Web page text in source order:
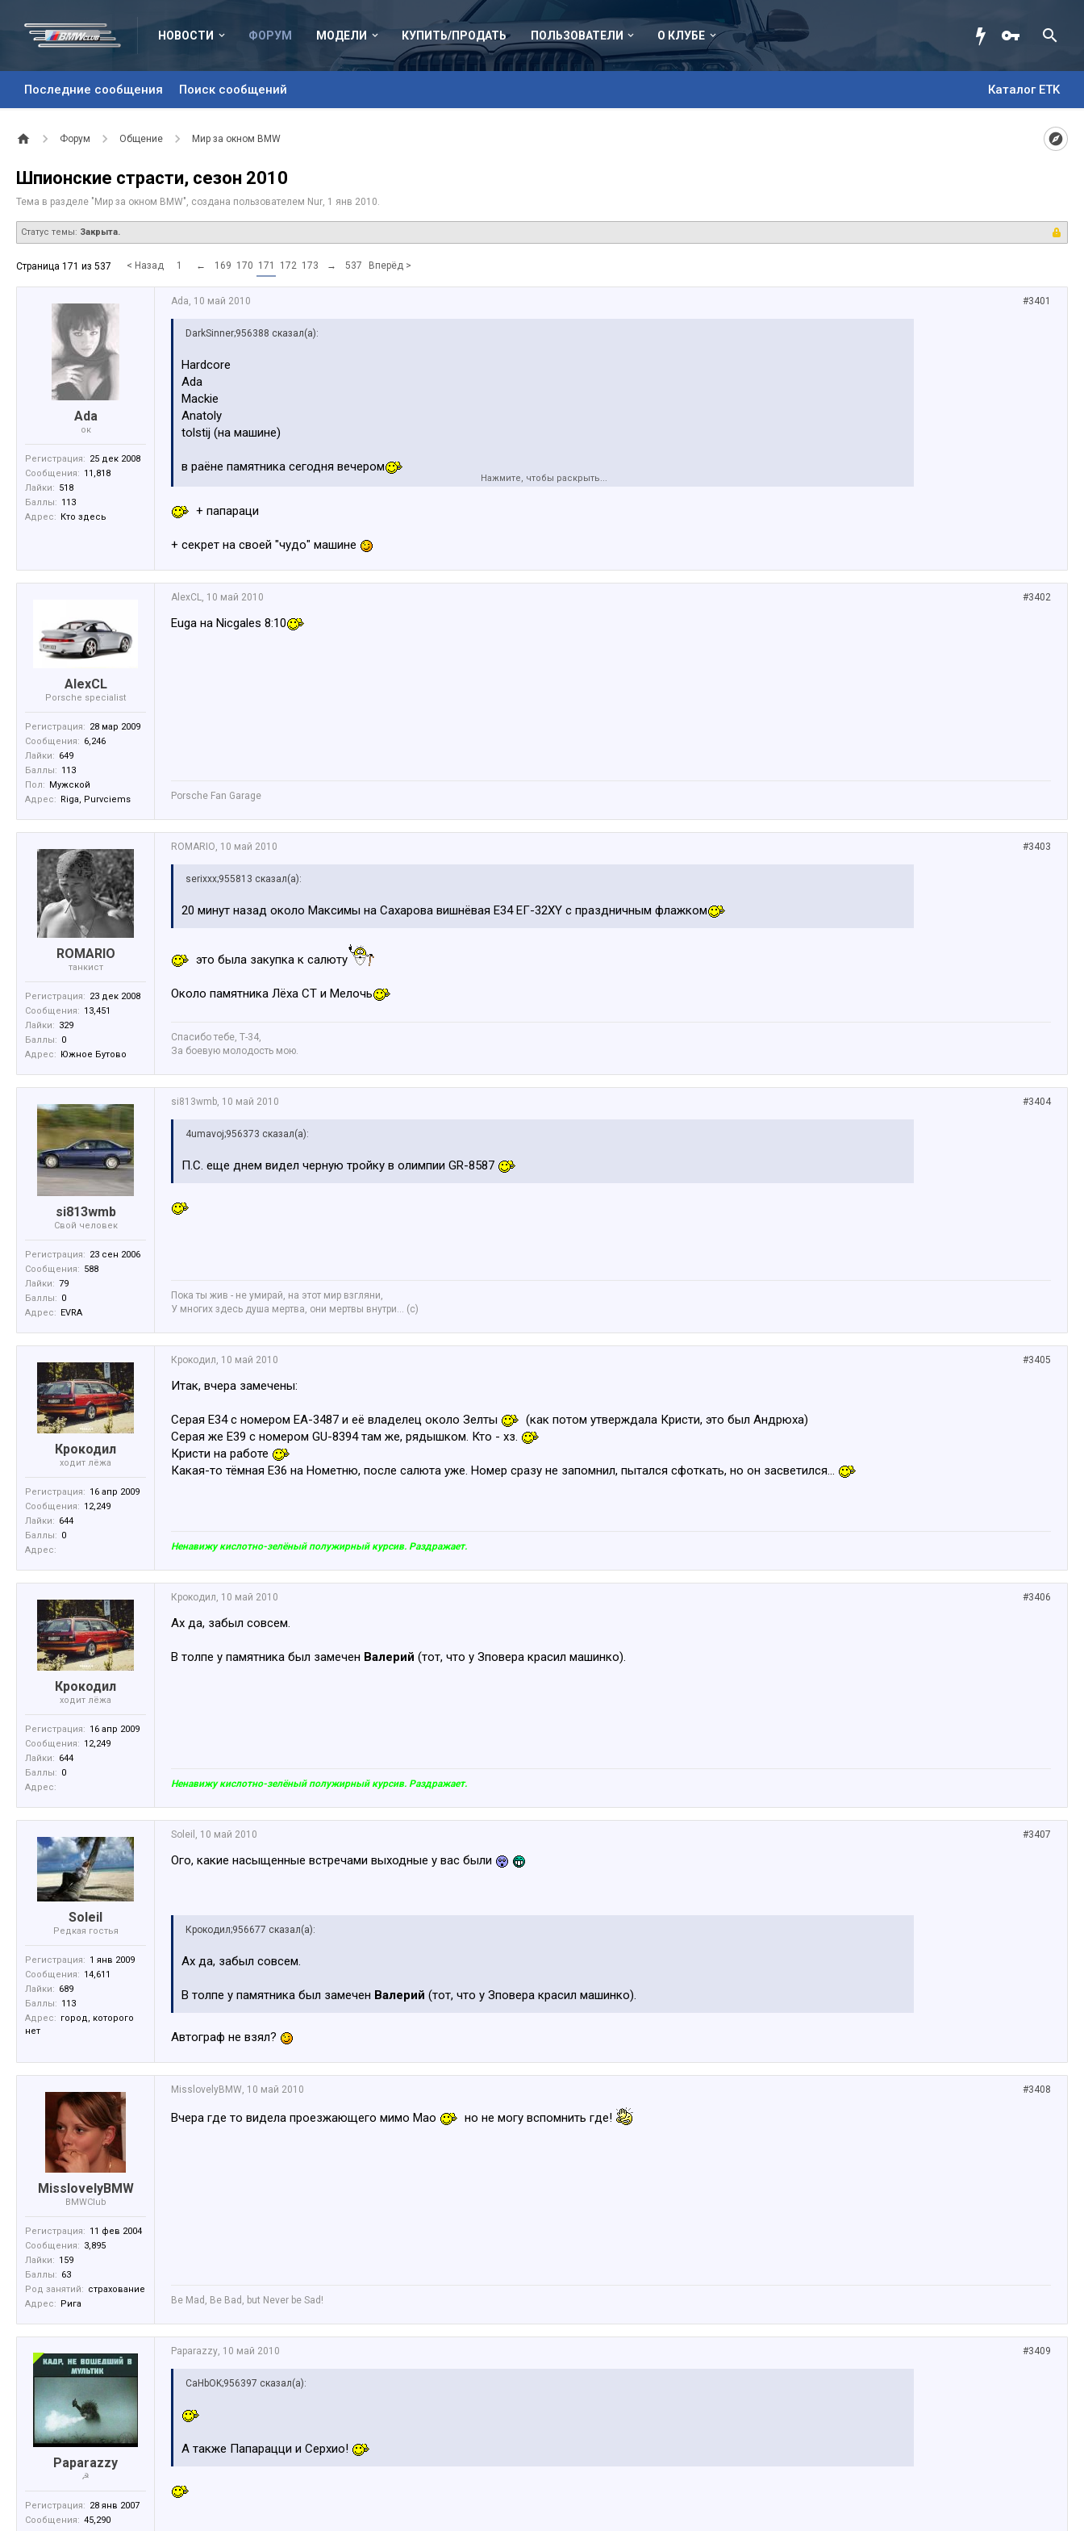
НОВОСТИ ФОРУМ
Последние сообщения Поиск сообщений Каталог ETK
МОДЕЛИ КУПИТЬ/ПРОДАТЬ ПОЛЬЗОВАТЕЛИ О КЛУБЕ
Форум Общение Мир за окном BMW
Шпионские страсти, сезон 2010
Тема в разделе " Мир за окном BMW", создана пользователем Nur, 1 янв 2010.
Статус темы: Закрыта.
Страница 171 из 537 < Назад 1 ← 169 170 171 172 173 → 537 Вперёд >
Ada
ок
Регистрация: 25 дек 2008
Сообщения: 11,818
Лайки: 518
Баллы: 113
Адрес: Кто здесь
#3401
Ada, 10 май 2010
DarkSinner;956388 сказал(а):
Hardcore
Ada
Mackie
Anatoly
tolstij (на машине)
в раёне памятника сегодня вечером
Нажмите, чтобы раскрыть...
+ папараци
+ секрет на своей "чудо" машине
AlexCL
Porsche specialist
Регистрация: 28 мар 2009
Сообщения: 6,246
Лайки: 649
Баллы: 113
Пол:
Мужской
Адрес:
Riga, Purvciems
#3402
AlexCL, 10 май 2010
Euga на Nicgales 8:10
Porsche Fan Garage
ROMARIO
танкист
Регистрация: 23 дек 2008
Сообщения: 13,451
Лайки: 329
Баллы: 0
Адрес:
Южное Бутово
#3403
ROMARIO, 10 май 2010
serixxx;955813 сказал(а):
20 минут назад около Максимы на Сахарова вишнёвая Е34 ЕГ-32XY с праздничным флажком
это была закупка к салюту
Около памятника Лёха СТ и Мелочь
Спасибо тебе, Т-34,
За боевую молодость мою.
si813wmb
Свой человек
Регистрация: 23 сен 2006
Сообщения: 588
Лайки: 79
Баллы: 0
Адрес:
EVRA
#3404
si813wmb, 10 май 2010
4umavoj;956373 сказал(а):
П.С. еще днем видел черную тройку в олимпии GR-8587
Пока ты жив - не умирай, на этот мир взгляни,
У многих здесь душа мертва, они мертвы внутри... (с)
Крокодил
ходит лёжа
Регистрация: 16 апр 2009
Сообщения: 12,249
Лайки: 644
Баллы: 0
Адрес:
#3405
Крокодил, 10 май 2010
Итак, вчера замечены:
Серая E34 с номером EA-3487 и её владелец около Зелты
(как потом утверждала Кристи, это был Андрюха)
Серая же E39 с номером GU-8394 там же, рядышком. Кто - хз.
Кристи на работе
Какая-то тёмная Е36 на Нометню, после салюта уже. Номер сразу не запомнил, пытался сфоткать, но он засветился...
Ненавижу кислотно-зелёный полужирный курсив. Раздражает.
Крокодил
ходит лёжа
Регистрация: 16 апр 2009
Сообщения: 12,249
Лайки: 644
Баллы: 0
Адрес:
#3406
Крокодил, 10 май 2010
Ах да, забыл совсем.
В толпе у памятника был замечен Валерий (тот, что у Зповера красил машинко).
Ненавижу кислотно-зелёный полужирный курсив. Раздражает.
Soleil
Редкая гостья
Регистрация: 1 янв 2009
Сообщения: 14,611
Лайки: 689
Баллы: 113
Адрес: город, которого
нет
#3407
Soleil , 10 май 2010
Ого, какие насыщенные встречами выходные у вас были
Крокодил;956677 сказал(а):
Ах да, забыл совсем.
В толпе у памятника был замечен Валерий (тот, что у Зповера красил машинко).
Автограф не взял?
MisslovelyBMW
BMWClub
Регистрация: 11 фев 2004
Сообщения: 3,895
Лайки: 159
Баллы: 63
Род занятий: страхование
Адрес:
Рига
#3408
MisslovelyBMW, 10 май 2010
Вчера где то видела проезжающего мимо Мао но не могу вспомнить где!
Be Mad, Be Bad, but Never be Sad!
Paparazzy
☭
Регистрация: 28 янв 2007
Сообщения: 45,290
#3409
Paparazzy, 10 май 2010
CaHbOK;956397 сказал(а):
А также Папарацци и Серхио!